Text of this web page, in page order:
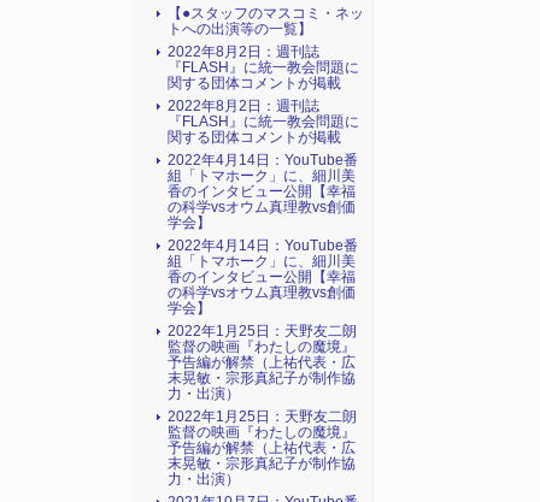
【●スタッフのマスコミ・ネッ
トへの出演等の一覧】
2022年8月2日：週刊誌
『FLASH』に統一教会問題に
関する団体コメントが掲載
2022年8月2日：週刊誌
『FLASH』に統一教会問題に
関する団体コメントが掲載
2022年4月14日：YouTube番
組「トマホーク」に、細川美
香のインタビュー公開【幸福
の科学vsオウム真理教vs創価
学会】
2022年4月14日：YouTube番
組「トマホーク」に、細川美
香のインタビュー公開【幸福
の科学vsオウム真理教vs創価
学会】
2022年1月25日：天野友二朗
監督の映画『わたしの魔境』
予告編が解禁（上祐代表・広
末晃敏・宗形真紀子が制作協
力・出演）
2022年1月25日：天野友二朗
監督の映画『わたしの魔境』
予告編が解禁（上祐代表・広
末晃敏・宗形真紀子が制作協
力・出演）